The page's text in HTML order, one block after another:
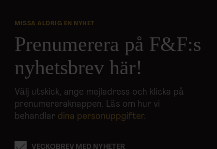
MISSA ALDRIG EN NYHET
Prenumerera på F&F:s
nyhetsbrev här!
Välj utskick, ange mejladress och klicka på
prenumereraknappen. Läs om hur vi
behandlar dina personuppgifter.
VECKOBREV MED NYHETER